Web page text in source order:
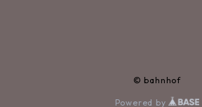
© bahnhof
Powered by